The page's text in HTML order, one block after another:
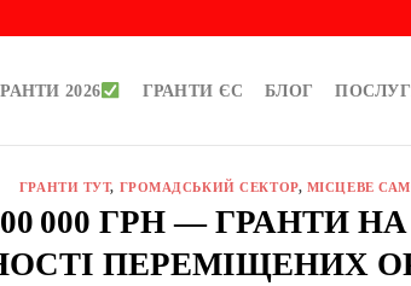
2026 ГРАНТИ ЄС БЛОГ
ГРАНТИ ТУТ, ГРОМАДСЬКИЙ СЕКТОР, МІСЦЕВЕ
000 ГРН — ГРАНТИ
ПЕРЕМІЩЕНИХ